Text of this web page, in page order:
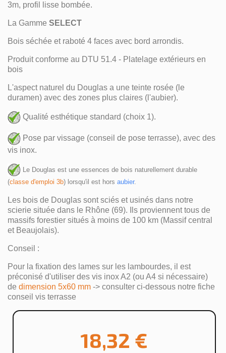
3m, profil lisse bombée.
La Gamme SELECT
Bois séchée et raboté 4 faces avec bord arrondis.
Produit conforme au DTU 51.4 - Platelage extérieurs en
bois
L'aspect naturel du Douglas a une teinte rosée (le
duramen) avec des zones plus claires (l'aubier).
Qualité esthétique standard (choix 1).
Pose par vissage (conseil de pose terrasse), avec des
vis inox.
Le Douglas est une essences de bois naturellement durable
(classe d'emploi 3b) lorsqu'il est hors aubier.
Les bois de Douglas sont sciés et usinés dans notre
scierie située dans le Rhône (69). Ils proviennent tous de
massifs forestier situés à moins de 100 km (Massif central
et Beaujolais).
Conseil :
Pour la fixation des lames sur les lambourdes, il est
préconisé d'utiliser des vis inox A2 (ou A4 si nécessaire)
de dimension 5x60 mm -> consulter ci-dessous notre fiche
conseil vis terrasse
18,32 €